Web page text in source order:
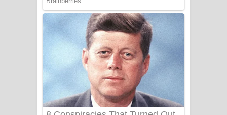
Ow Man Sosa Song Lyrics - ඔව් මං
සෝසා ගීතයේ පද පෙළ
Heavy Weight Song Lyrics
Aye Lanweela Song Lyrics - ආයේ
ලංවීලා ගීතයේ පද පෙළ